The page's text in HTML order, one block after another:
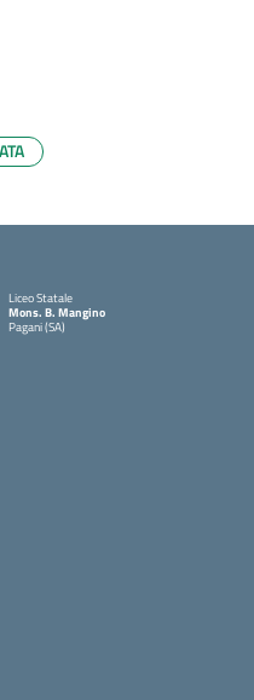
Liceo Statale
Mons. B. Mangino
Pagani (SA)
— Visita la pagina iniziale della scuola